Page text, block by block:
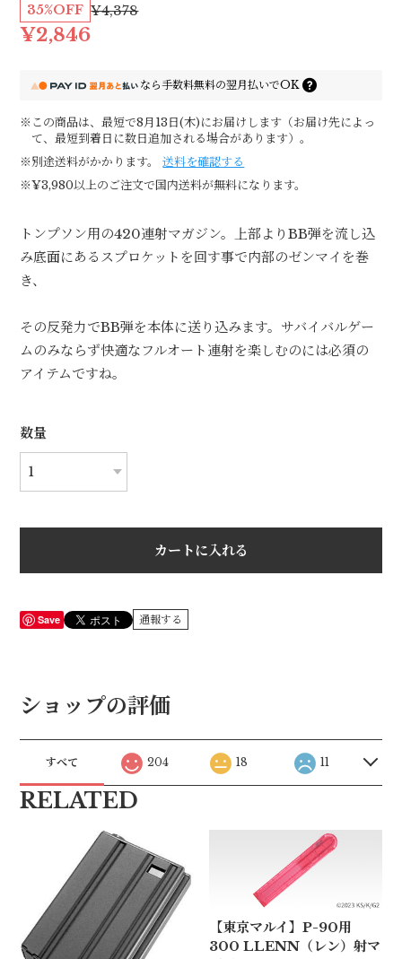
¥4,378
35%OFF
¥2,846
なら手数料無料の翌月払いでOK
※この商品は、最短で8月13日(木)にお届けします（お届け先によっ
て、最短到着日に数日追加される場合があります）。
※別途送料がかかります。
送料を確認する
※¥3,980以上のご注文で国内送料が無料になります。
トンプソン用の420連射マガジン。上部よりBB弾を流し込
み底面にあるスプロケットを回す事で内部のゼンマイを巻
き、
その反発力でBB弾を本体に送り込みます。サバイバルゲー
ムのみならず快適なフルオート連射を楽しむのには必須の
アイテムですね。
数量
カートに入れる
Save 通報する
ショップの評価
すべて 204 18 11
RELATED
【東京マルイ】P-90用
300 LLENN（レン）射マ